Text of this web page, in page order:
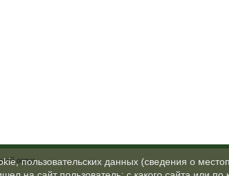
округ
пользовательских данных (сведения о